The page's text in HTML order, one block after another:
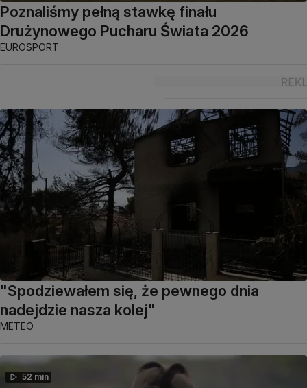
Poznaliśmy pełną stawkę finału
Drużynowego Pucharu Świata 2026
EUROSPORT
"Spodziewałem się, że pewnego dnia
nadejdzie nasza kolej"
METEO
52 min